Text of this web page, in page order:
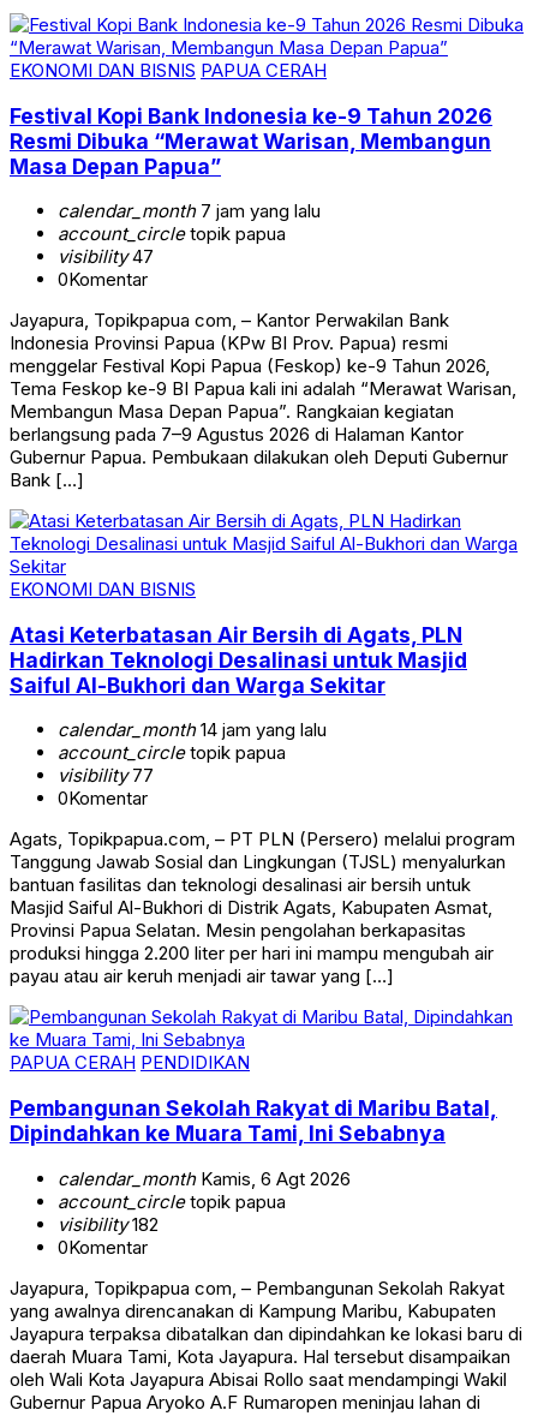
EKONOMI DAN BISNIS PAPUA CERAH
Festival Kopi Bank Indonesia ke-9 Tahun 2026
Resmi Dibuka “Merawat Warisan, Membangun
Masa Depan Papua”
calendar_month7 jam yang lalu
account_circletopik papua
visibility47
0Komentar
Jayapura, Topikpapua com, – Kantor Perwakilan Bank
Indonesia Provinsi Papua (KPw BI Prov. Papua) resmi
menggelar Festival Kopi Papua (Feskop) ke-9 Tahun 2026,
Tema Feskop ke-9 BI Papua kali ini adalah “Merawat Warisan,
Membangun Masa Depan Papua”. Rangkaian kegiatan
berlangsung pada 7–9 Agustus 2026 di Halaman Kantor
Gubernur Papua. Pembukaan dilakukan oleh Deputi Gubernur
Bank […]
EKONOMI DAN BISNIS
Atasi Keterbatasan Air Bersih di Agats, PLN
Hadirkan Teknologi Desalinasi untuk Masjid
Saiful Al-Bukhori dan Warga Sekitar
calendar_month14 jam yang lalu
account_circletopik papua
visibility77
0Komentar
Agats, Topikpapua.com, – PT PLN (Persero) melalui program
Tanggung Jawab Sosial dan Lingkungan (TJSL) menyalurkan
bantuan fasilitas dan teknologi desalinasi air bersih untuk
Masjid Saiful Al-Bukhori di Distrik Agats, Kabupaten Asmat,
Provinsi Papua Selatan. Mesin pengolahan berkapasitas
produksi hingga 2.200 liter per hari ini mampu mengubah air
payau atau air keruh menjadi air tawar yang […]
PAPUA CERAH PENDIDIKAN
Pembangunan Sekolah Rakyat di Maribu Batal,
Dipindahkan ke Muara Tami, Ini Sebabnya
calendar_monthKamis, 6 Agt 2026
account_circletopik papua
visibility182
0Komentar
Jayapura, Topikpapua com, – Pembangunan Sekolah Rakyat
yang awalnya direncanakan di Kampung Maribu, Kabupaten
Jayapura terpaksa dibatalkan dan dipindahkan ke lokasi baru di
daerah Muara Tami, Kota Jayapura. Hal tersebut disampaikan
oleh Wali Kota Jayapura Abisai Rollo saat mendampingi Wakil
Gubernur Papua Aryoko A.F Rumaropen meninjau lahan di